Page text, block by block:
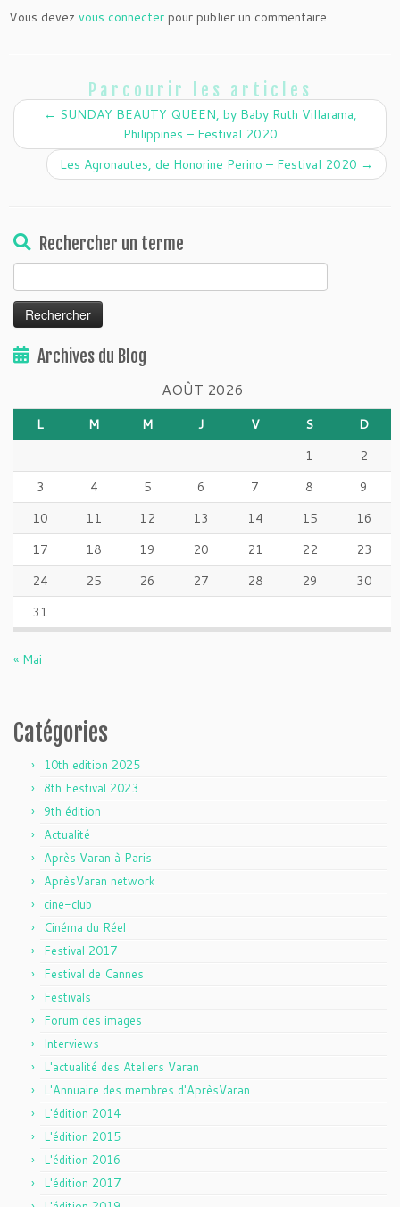
Vous devez vous connecter pour publier un commentaire.
Parcourir les articles
← SUNDAY BEAUTY QUEEN, by Baby Ruth Villarama,
Philippines – Festival 2020
Les Agronautes, de Honorine Perino – Festival 2020 →
Rechercher un terme
Rechercher :
Archives du Blog
AOÛT 2026
L M M J V S
D
1
2
3
4 5 6 7 8
9
10
11 12 13 14 15
16
17
18 19 20 21 22
23
24
25 26 27 28 29
30
31
« Mai
Catégories
10th edition 2025
8th Festival 2023
9th édition
Actualité
Après Varan à Paris
AprèsVaran network
cine-club
Cinéma du Réel
Festival 2017
Festival de Cannes
Festivals
Forum des images
Interviews
L'actualité des Ateliers Varan
L'Annuaire des membres d'AprèsVaran
L'édition 2014
L'édition 2015
L'édition 2016
L'édition 2017